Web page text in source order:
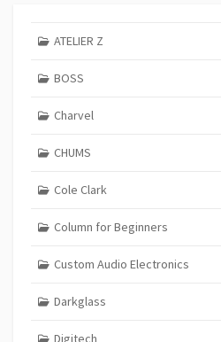
ATELIER Z
BOSS
Charvel
CHUMS
Cole Clark
Column for Beginners
Custom Audio Electronics
Darkglass
Digitech